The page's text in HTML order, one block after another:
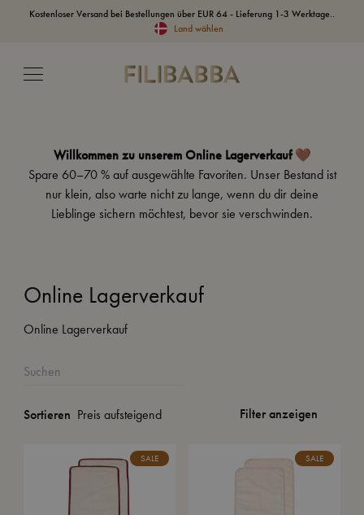
Kostenloser Versand bei Bestellungen über EUR 64 - Lieferung 1-3 Werktage..
Land wählen
Willkommen zu unserem Online Lagerverkauf 🤎
Spare 60–70 % auf ausgewählte Favoriten. Unser Bestand ist
nur klein, also warte nicht zu lange, wenn du dir deine
Lieblinge sichern möchtest, bevor sie verschwinden.
Online Lagerverkauf
Online Lagerverkauf
Sortieren Filter anzeigen
SALE SALE